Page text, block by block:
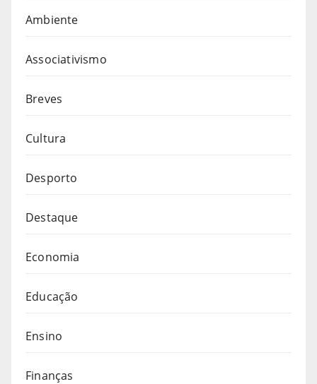
Ambiente
Associativismo
Breves
Cultura
Desporto
Destaque
Economia
Educação
Ensino
Finanças